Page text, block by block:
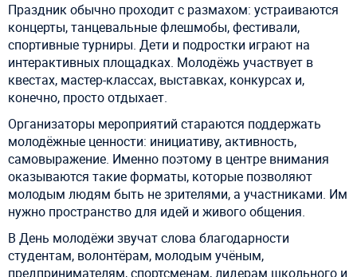
Праздник обычно проходит с размахом: устраиваются
концерты, танцевальные флешмобы, фестивали,
спортивные турниры. Дети и подростки играют на
интерактивных площадках. Молодёжь участвует в
квестах, мастер-классах, выставках, конкурсах и,
конечно, просто отдыхает.
Организаторы мероприятий стараются поддержать
молодёжные ценности: инициативу, активность,
самовыражение. Именно поэтому в центре внимания
оказываются такие форматы, которые позволяют
молодым людям быть не зрителями, а участниками. Им
нужно пространство для идей и живого общения.
В День молодёжи звучат слова благодарности
студентам, волонтёрам, молодым учёным,
предпринимателям, спортсменам, лидерам школьного и